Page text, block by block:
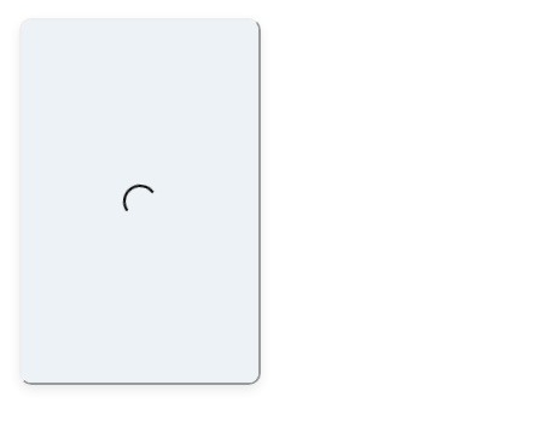
Loading...